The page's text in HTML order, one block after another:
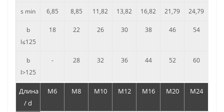
s min 6,85 8,85 11,82 13,82 16,82 21,79 24,79
b
l≤125
18 22 26 30 38 46 54
b
l>125
- 28 32 36 44 52 60
Длина
/ d
M6 M8 M10 M12 M16 M20 M24